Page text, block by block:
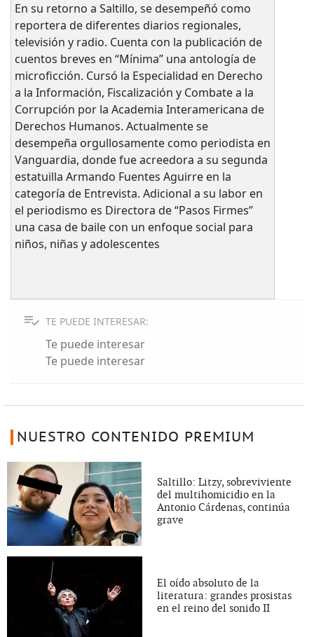
En su retorno a Saltillo, se desempeñó como
reportera de diferentes diarios regionales,
televisión y radio. Cuenta con la publicación de
cuentos breves en “Mínima” una antología de
microficción. Cursó la Especialidad en Derecho
a la Información, Fiscalización y Combate a la
Corrupción por la Academia Interamericana de
Derechos Humanos. Actualmente se
desempeña orgullosamente como periodista en
Vanguardia, donde fue acreedora a su segunda
estatuilla Armando Fuentes Aguirre en la
categoría de Entrevista. Adicional a su labor en
el periodismo es Directora de “Pasos Firmes”
una casa de baile con un enfoque social para
niños, niñas y adolescentes
TE PUEDE INTERESAR:
Te puede interesar
Te puede interesar
NUESTRO CONTENIDO PREMIUM
Saltillo: Litzy, sobreviviente
del multihomicidio en la
Antonio Cárdenas, continúa
grave
El oído absoluto de la
literatura: grandes prosistas
en el reino del sonido II